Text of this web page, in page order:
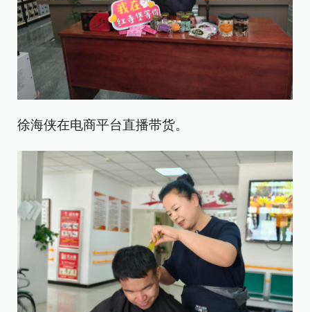
徐海侠在电商平台直播带货。